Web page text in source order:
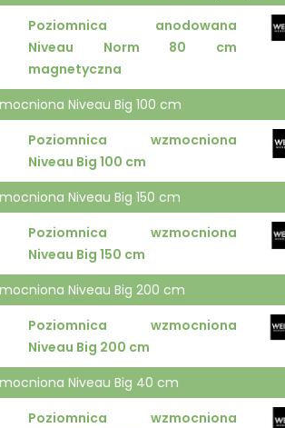
Poziomnica anodowana
Niveau Norm 80 cm
magnetyczna
Niveau Big 100 cm
Poziomnica wzmocniona
Niveau Big 100 cm
Niveau Big 150 cm
Poziomnica wzmocniona
Niveau Big 150 cm
Niveau Big 200 cm
Poziomnica wzmocniona
Niveau Big 200 cm
Niveau Big 40 cm
Poziomnica wzmocniona